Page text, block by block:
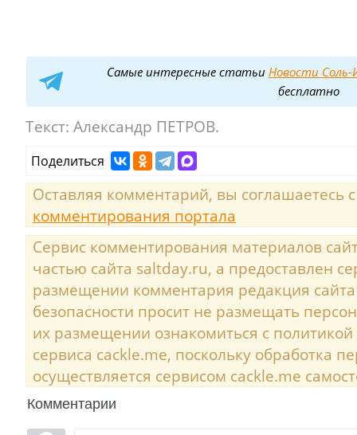
Самые интересные статьи Новости Соль-
бесплатно
Текст: Александр ПЕТРОВ.
Поделиться
Оставляя комментарий, вы соглашаетесь
комментирования портала
Сервис комментирования материалов
частью сайта saltday.ru, а предоставлен
размещении комментария редакция
безопасности просит не размещать
их размещении ознакомиться с
сервиса cackle.me, поскольку обработка
осуществляется сервисом cackle.me
Комментарии